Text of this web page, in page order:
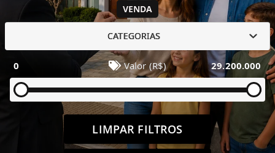
VENDA
CATEGORIAS
0 Valor (R$) 29.200.000
LIMPAR FILTROS